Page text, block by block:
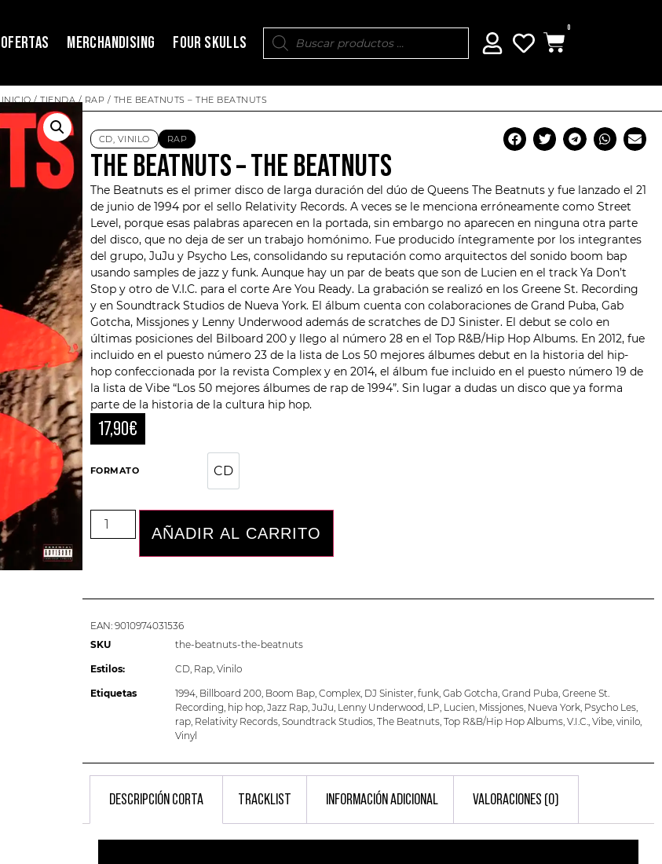
OFERTAS MERCHANDISING FOUR SKULLS
0
INICIO/TIENDA/ RAP / THE BEATNUTS – THE BEATNUTS
CD, VINILO RAP
THE BEATNUTS – THE BEATNUTS
The Beatnuts es el primer disco de larga duración del dúo de QueensThe Beatnutsy fue lanzado el 21
de junio de 1994 por el sello Relativity Records. A veces se le menciona erróneamente como Street
Level, porque esas palabras aparecen en la portada, sin embargo no aparecen en ninguna otra parte
del disco, que no deja de ser un trabajo homónimo. Fue producido íntegramente por los integrantes
del grupo, JuJu y Psycho Les, consolidando su reputación como arquitectos del sonido boom bap
usando samples de jazz y funk. Aunque hay un par de beats que son de Lucien en el track Ya Don’t
Stop y otro de V.I.C. para el corte Are You Ready. La grabación se realizó en los Greene St. Recording
y en Soundtrack Studios de Nueva York. El álbum cuenta con colaboraciones de Grand Puba, Gab
Gotcha, Missjones y Lenny Underwood además de scratches de DJ Sinister. El debut se colo en
últimas posiciones del Bilboard 200 y llego al número 28 en el Top R&B/Hip Hop Albums. En 2012, fue
incluido en el puesto número 23 de la lista de Los 50 mejores álbumes debut en la historia del hip-
hop confeccionada por la revista Complex y en 2014, el álbum fue incluido en el puesto número 19 de
la lista de Vibe “Los 50 mejores álbumes de rap de 1994”. Sin lugar a dudas un disco que ya forma
parte de la historia de la cultura hip hop.
17,90€
FORMATO CD
AÑADIR AL CARRITO
EAN: 9010974031536
SKU
the-beatnuts-the-beatnuts
Estilos: CD, Rap, Vinilo
Etiquetas 1994, Billboard 200, Boom Bap, Complex, DJ Sinister, funk, Gab Gotcha, Grand Puba, Greene St.
Recording, hip hop, Jazz Rap, JuJu, Lenny Underwood, LP, Lucien, Missjones, Nueva York, Psycho Les,
rap, Relativity Records, Soundtrack Studios, The Beatnuts, Top R&B/Hip Hop Albums, V.I.C., Vibe, vinilo,
Vinyl
DESCRIPCIÓN CORTA TRACKLIST INFORMACIÓN ADICIONAL VALORACIONES (0)